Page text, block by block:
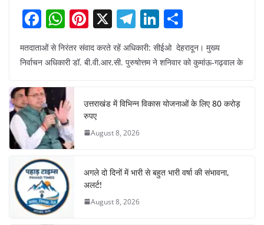
F
a
c
b
o
o
k
W
h
at
A
p
p
Pi
er
X T
el
e
a
m
Li
n
k
dI
n
ar
मतदाताओं से निरंतर संवाद करते रहें अधिकारी: सीईओ देहरादून। मुख्य
निर्वाचन अधिकारी डॉ. बी.वी.आर.सी. पुरुषोत्तम ने शनिवार को कुमांऊ-गढ़वाल के
उत्तराखंड में विभिन्न विकास योजनाओं के लिए 80 करोड़
रुपए
August 8, 2026
अगले दो दिनों में भारी से बहुत भारी वर्षा की संभावना,
अलर्ट!
August 8, 2026